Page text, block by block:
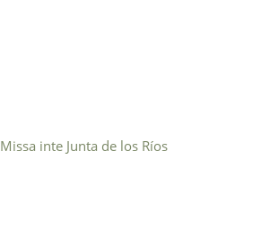
inte Junta de los Ríos